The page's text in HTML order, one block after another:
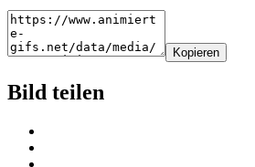
Kopieren
Bild teilen